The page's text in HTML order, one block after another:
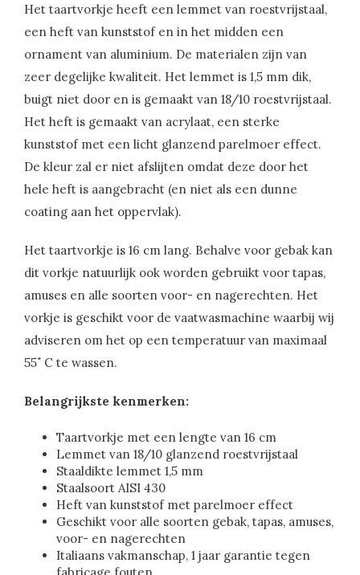
Het taartvorkje heeft een lemmet van roestvrijstaal,
een heft van kunststof en in het midden een
ornament van aluminium. De materialen zijn van
zeer degelijke kwaliteit. Het lemmet is 1,5 mm dik,
buigt niet door en is gemaakt van 18/10 roestvrijstaal.
Het heft is gemaakt van acrylaat, een sterke
kunststof met een licht glanzend parelmoer effect.
De kleur zal er niet afslijten omdat deze door het
hele heft is aangebracht (en niet als een dunne
coating aan het oppervlak).
Het taartvorkje is 16 cm lang. Behalve voor gebak kan
dit vorkje natuurlijk ook worden gebruikt voor tapas,
amuses en alle soorten voor- en nagerechten. Het
vorkje is geschikt voor de vaatwasmachine waarbij wij
adviseren om het op een temperatuur van maximaal
55˚ C te wassen.
Belangrijkste kenmerken:
Taartvorkje met een lengte van 16 cm
Lemmet van 18/10 glanzend roestvrijstaal
Staaldikte lemmet 1,5 mm
Staalsoort AISI 430
Heft van kunststof met parelmoer effect
Geschikt voor alle soorten gebak, tapas, amuses,
voor- en nagerechten
Italiaans vakmanschap, 1 jaar garantie tegen